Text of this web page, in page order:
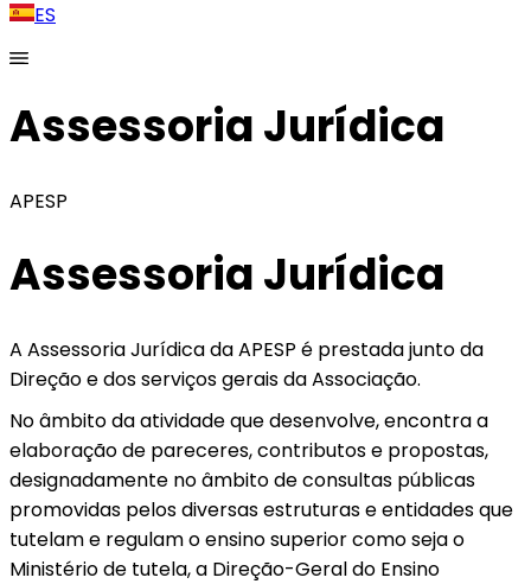
ES
Assessoria Jurídica
APESP
Assessoria Jurídica
A Assessoria Jurídica da APESP é prestada junto da
Direção e dos serviços gerais da Associação.
No âmbito da atividade que desenvolve, encontra a
elaboração de pareceres, contributos e propostas,
designadamente no âmbito de consultas públicas
promovidas pelos diversas estruturas e entidades que
tutelam e regulam o ensino superior como seja o
Ministério de tutela, a Direção-Geral do Ensino